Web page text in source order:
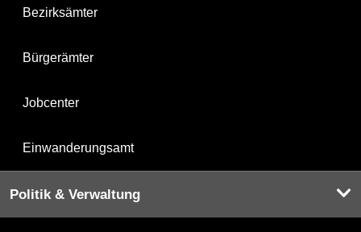
Bezirksämter
Bürgerämter
Jobcenter
Einwanderungsamt
Politik & Verwaltung